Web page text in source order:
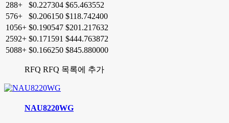
288+
$0.227304 $65.463552
576+
$0.206150 $118.742400
1056+ $0.190547 $201.217632
2592+ $0.171591 $444.763872
5088+ $0.166250 $845.880000
RFQ RFQ 목록에 추가
NAU8220WG